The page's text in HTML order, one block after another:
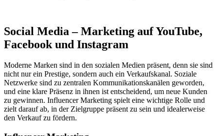
Social Media – Marketing auf YouTube,
Facebook und Instagram
Moderne Marken sind in den sozialen Medien präsent, denn sie sind
nicht nur ein Prestige, sondern auch ein Verkaufskanal. Soziale
Netzwerke sind zu zentralen Kommunikationskanälen geworden,
und eine klare Präsenz in ihnen ist entscheidend, um neue Kunden
zu gewinnen. Influencer Marketing spielt eine wichtige Rolle und
zielt darauf ab, in der Zielgruppe präsent zu sein und idealerweise
den Verkauf zu fördern.